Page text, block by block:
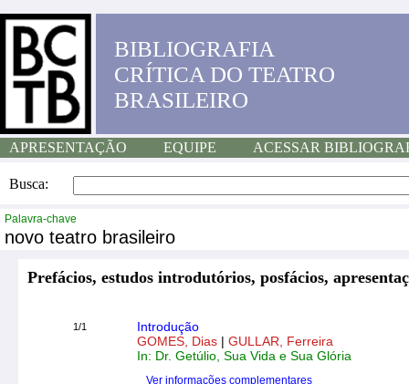
BIBLIOGRAFIA
CRÍTICA DO TEATRO
BRASILEIRO
APRESENTAÇÃO EQUIPE ACESSAR
Busca:
Palavra-chave
novo teatro brasileiro
Prefácios, estudos introdutórios, posfácios,
1/1
Introdução
GOMES, Dias | GULLAR, Ferreira
In: Dr. Getúlio, Sua Vida e Sua Glória
Ver informações complementares